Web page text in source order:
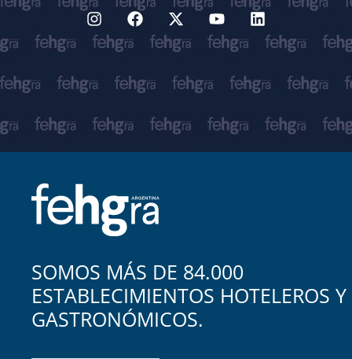
SOMOS MÁS DE 84.000
ESTABLECIMIENTOS HOTELEROS Y
GASTRONÓMICOS.